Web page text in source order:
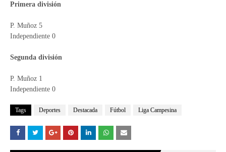
Primera división
P. Muñoz 5
Independiente 0
Segunda división
P. Muñoz 1
Independiente 0
Tags Deportes Destacada Fútbol Liga Campesina